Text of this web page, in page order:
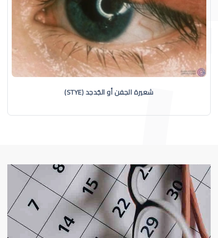
شعيرة الجفن أو الجُدجد (STYE)
شعيرة الجفن أو الجُدجد (Stye)
الجراحة التجميلية للعين